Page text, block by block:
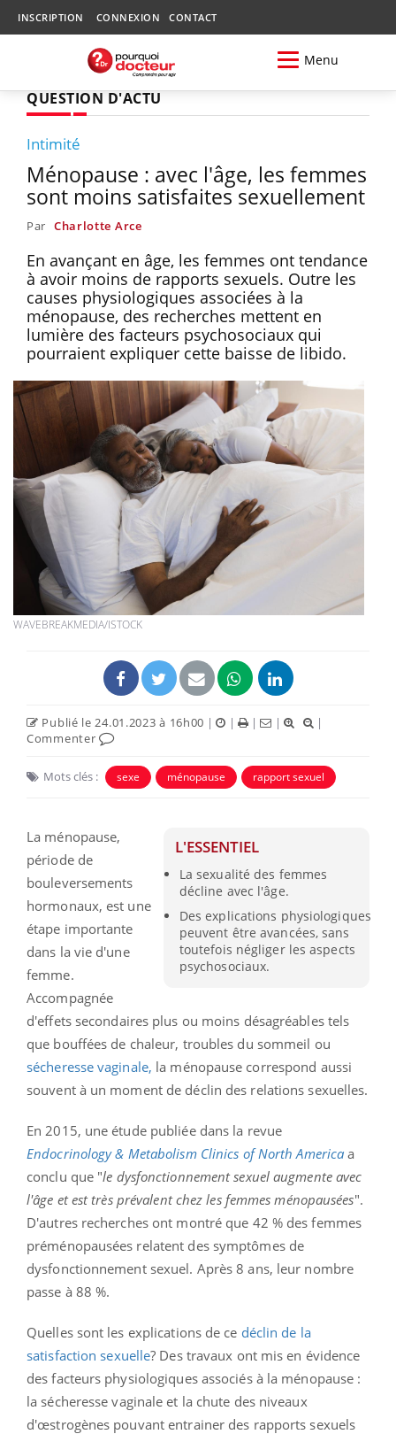
INSCRIPTION CONNEXION CONTACT
Menu
QUESTION D'ACTU
Intimité
Ménopause : avec l'âge, les femmes
sont moins satisfaites sexuellement
Par Charlotte Arce
En avançant en âge, les femmes ont tendance
à avoir moins de rapports sexuels. Outre les
causes physiologiques associées à la
ménopause, des recherches mettent en
lumière des facteurs psychosociaux qui
pourraient expliquer cette baisse de libido.
WAVEBREAKMEDIA/ISTOCK
Publié le 24.01.2023 à 16h00 | | | |
|
Commenter
Mots clés : sexe ménopause rapport sexuel
L'ESSENTIEL
La sexualité des femmes
décline avec l'âge.
Des explications physiologiques
peuvent être avancées, sans
toutefois négliger les aspects
psychosociaux.
La ménopause,
période de
bouleversements
hormonaux, est une
étape importante
dans la vie d'une
femme.
Accompagnée
d'effets secondaires plus ou moins désagréables tels
que bouffées de chaleur, troubles du sommeil ou
sécheresse vaginale, la ménopause correspond aussi
souvent à un moment de déclin des relations sexuelles.
En 2015, une étude publiée dans la revue
Endocrinology & Metabolism Clinics of North America a
conclu que "le dysfonctionnement sexuel augmente avec
l'âge et est très prévalent chez les femmes ménopausées".
D'autres recherches ont montré que 42 % des femmes
préménopausées relatent des symptômes de
dysfonctionnement sexuel. Après 8 ans, leur nombre
passe à 88 %.
Quelles sont les explications de ce déclin de la
satisfaction sexuelle? Des travaux ont mis en évidence
des facteurs physiologiques associés à la ménopause :
la sécheresse vaginale et la chute des niveaux
d'œstrogènes pouvant entrainer des rapports sexuels